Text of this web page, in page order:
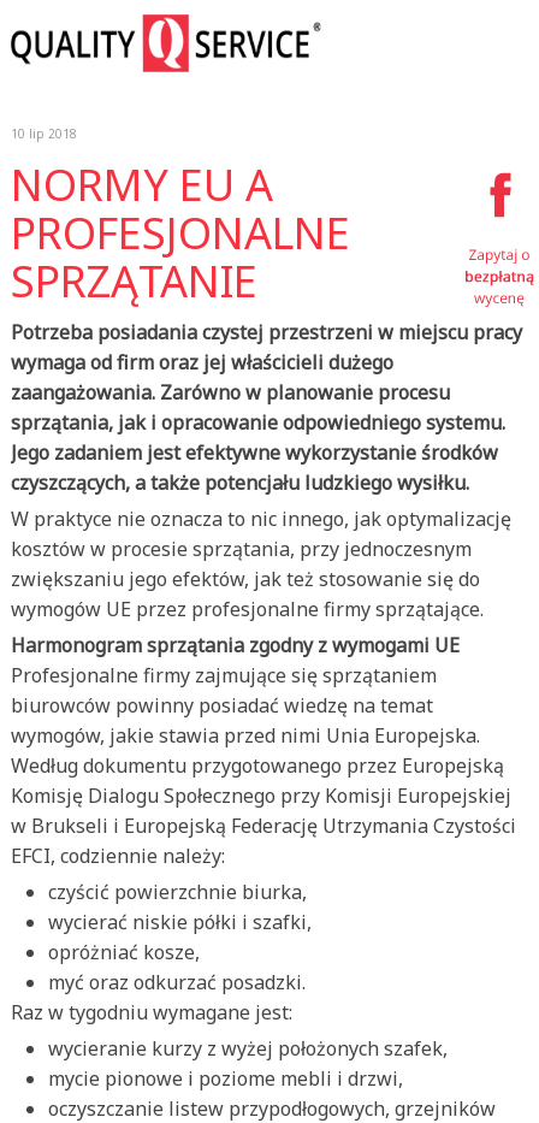
10 lip 2018
NORMY EU A
PROFESJONALNE
SPRZĄTANIE
Potrzeba posiadania czystej przestrzeni w miejscu pracy
wymaga od firm oraz jej właścicieli dużego
zaangażowania. Zarówno w planowanie procesu
sprzątania, jak i opracowanie odpowiedniego systemu.
Jego zadaniem jest efektywne wykorzystanie środków
czyszczących, a także potencjału ludzkiego wysiłku.
W praktyce nie oznacza to nic innego, jak optymalizację
kosztów w procesie sprzątania, przy jednoczesnym
zwiększaniu jego efektów, jak też stosowanie się do
wymogów UE przez profesjonalne firmy sprzątające.
Harmonogram sprzątania zgodny z wymogami UE
Profesjonalne firmy zajmujące się sprzątaniem
biurowców powinny posiadać wiedzę na temat
wymogów, jakie stawia przed nimi Unia Europejska.
Według dokumentu przygotowanego przez Europejską
Komisję Dialogu Społecznego przy Komisji Europejskiej
w Brukseli i Europejską Federację Utrzymania Czystości
EFCI, codziennie należy:
czyścić powierzchnie biurka,
wycierać niskie półki i szafki,
opróżniać kosze,
myć oraz odkurzać posadzki.
Raz w tygodniu wymagane jest:
wycieranie kurzy z wyżej położonych szafek,
mycie pionowe i poziome mebli i drzwi,
oczyszczanie listew przypodłogowych, grzejników